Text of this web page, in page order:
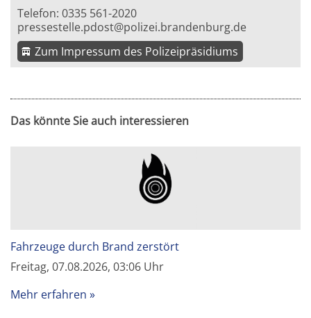
Telefon: 0335 561-2020
pressestelle.pdost@polizei.brandenburg.de
Zum Impressum des Polizeipräsidiums
Das könnte Sie auch interessieren
Fahrzeuge durch Brand zerstört
Freitag, 07.08.2026, 03:06 Uhr
Mehr erfahren